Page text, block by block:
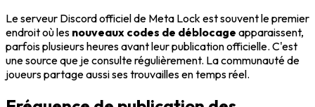
Le serveur Discord officiel de Meta Lock est souvent le premier
endroit où les nouveaux codes de déblocage apparaissent,
parfois plusieurs heures avant leur publication officielle. C'est
une source que je consulte régulièrement. La communauté de
joueurs partage aussi ses trouvailles en temps réel.